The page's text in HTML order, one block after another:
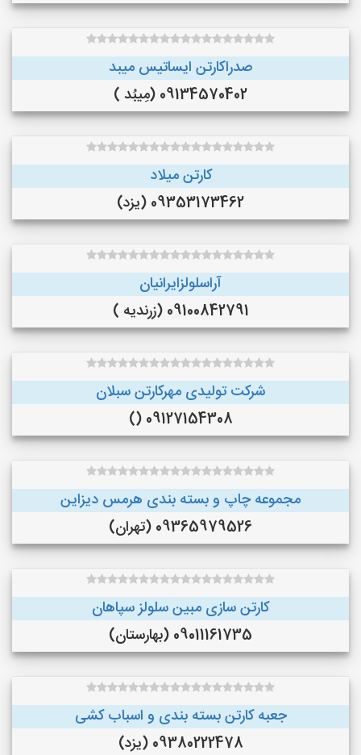
صدراکارتن ایساتیس میبد
09134570402 (مِیبُد )
کارتن میلاد
09353173462 (یزد)
آراسلولزایرانیان
09100842791 (زرندیه )
شرکت تولیدی مهرکارتن سبلان
09127154308 ()
مجموعه چاپ و بسته بندی هرمس دیزاین
09365979526 (تهران)
کارتن سازی مبین سلولز سپاهان
09011161735 (بهارستان)
جعبه کارتن بسته بندی و اسباب کشی
09380222478 (یزد)